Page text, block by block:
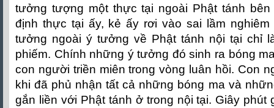
tưởng tượng một thực tại ngoài Phật tánh
định thực tại ấy, kẻ ấy rơi vào sai lầm
tưởng ngoài ý tưởng về Phật tánh nội tại chỉ
phiếm. Chính những ý tưởng đó sinh ra bóng
con người triền miên trong vòng luân hồi. Con
khi đã phủ nhận tất cả những bóng ma và
gắn liền với Phật tánh ở trong nội tại. Giây phút